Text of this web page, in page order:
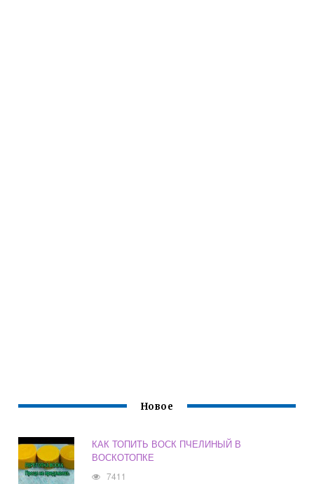
Новое
КАК ТОПИТЬ ВОСК ПЧЕЛИНЫЙ В
ВОСКОТОПКЕ
7411